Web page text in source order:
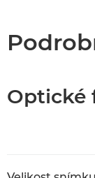
Optické